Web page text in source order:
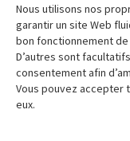
Ressources
Articles
Social
Media
Global
FR
Nous utilisons nos
garantir un site Web
bon fonctionnement
D’autres sont
consentement afin
Vous pouvez accepter
eux.